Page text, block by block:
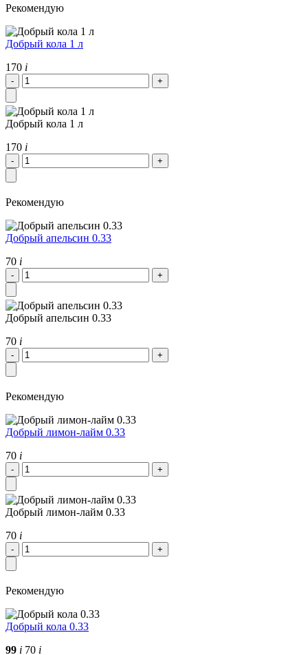
Рекомендую
Добрый кола 1 л
170 i
Добрый кола 1 л
170 i
Рекомендую
Добрый апельсин 0.33
70 i
Добрый апельсин 0.33
70 i
Рекомендую
Добрый лимон-лайм 0.33
70 i
Добрый лимон-лайм 0.33
70 i
Рекомендую
Добрый кола 0.33
99 i 70 i